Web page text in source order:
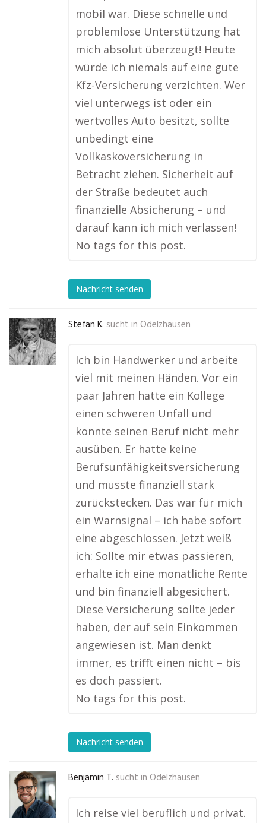
mobil war. Diese schnelle und
problemlose Unterstützung hat
mich absolut überzeugt! Heute
würde ich niemals auf eine gute
Kfz-Versicherung verzichten. Wer
viel unterwegs ist oder ein
wertvolles Auto besitzt, sollte
unbedingt eine
Vollkaskoversicherung in
Betracht ziehen. Sicherheit auf
der Straße bedeutet auch
finanzielle Absicherung – und
darauf kann ich mich verlassen!
No tags for this post.
Nachricht senden
Stefan K. sucht in Odelzhausen
Ich bin Handwerker und arbeite
viel mit meinen Händen. Vor ein
paar Jahren hatte ein Kollege
einen schweren Unfall und
konnte seinen Beruf nicht mehr
ausüben. Er hatte keine
Berufsunfähigkeitsversicherung
und musste finanziell stark
zurückstecken. Das war für mich
ein Warnsignal – ich habe sofort
eine abgeschlossen. Jetzt weiß
ich: Sollte mir etwas passieren,
erhalte ich eine monatliche Rente
und bin finanziell abgesichert.
Diese Versicherung sollte jeder
haben, der auf sein Einkommen
angewiesen ist. Man denkt
immer, es trifft einen nicht – bis
es doch passiert.
No tags for this post.
Nachricht senden
Benjamin T. sucht in Odelzhausen
Ich reise viel beruflich und privat.